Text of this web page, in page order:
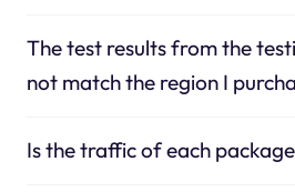
The test results from the
not match the region I
Is the traffic of each